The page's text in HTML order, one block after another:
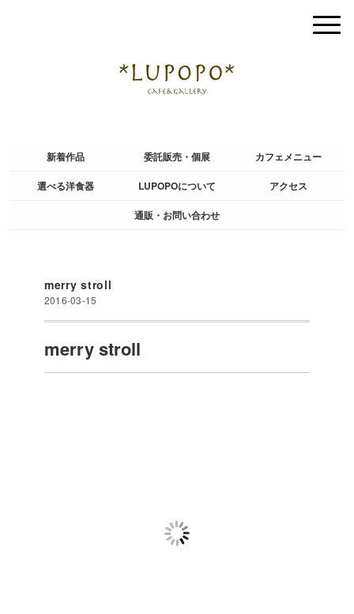
新着作品 委託販売・個展 カフェメニュー
選べる洋食器 LUPOPOについて アクセス
通販・お問い合わせ
merry stroll
2016-03-15
merry stroll